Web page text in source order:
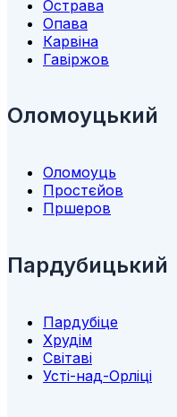
Острава
Опава
Карвіна
Гавіржов
Оломоуцький
Оломоуць
Простєйов
Пршеров
Пардубицький
Пардубіце
Хрудім
Світаві
Усті-над-Орліці